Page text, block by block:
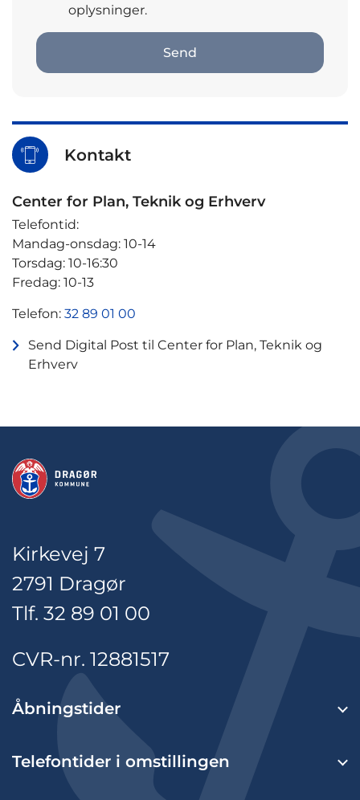
oplysninger.
Send
Kontakt
Center for Plan, Teknik og Erhverv
Telefontid:
Mandag-onsdag: 10-14
Torsdag: 10-16:30
Fredag: 10-13
Telefon: 32 89 01 00
Send Digital Post til Center for Plan, Teknik og
Erhverv
Kirkevej 7
2791 Dragør
Tlf. 32 89 01 00
CVR-nr. 12881517
Åbningstider
Telefontider i omstillingen